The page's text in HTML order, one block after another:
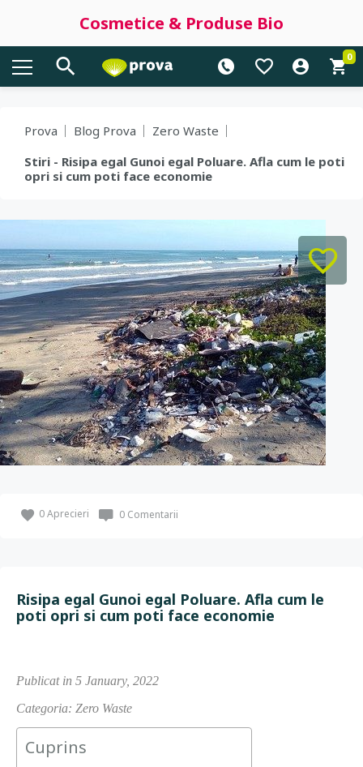
Cosmetice & Produse Bio
0
Prova Blog Prova
Zero Waste
Stiri - Risipa egal Gunoi egal Poluare. Afla cum le poti
opri si cum poti face economie
0Aprecieri 0 Comentarii
Risipa egal Gunoi egal Poluare. Afla cum le
poti opri si cum poti face economie
Publicat in 5 January, 2022
Categoria: Zero Waste
Cuprins